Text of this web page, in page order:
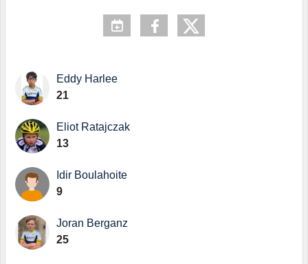
Eddy Harlee
21
Eliot Ratajczak
13
Idir Boulahoite
9
Joran Berganz
25